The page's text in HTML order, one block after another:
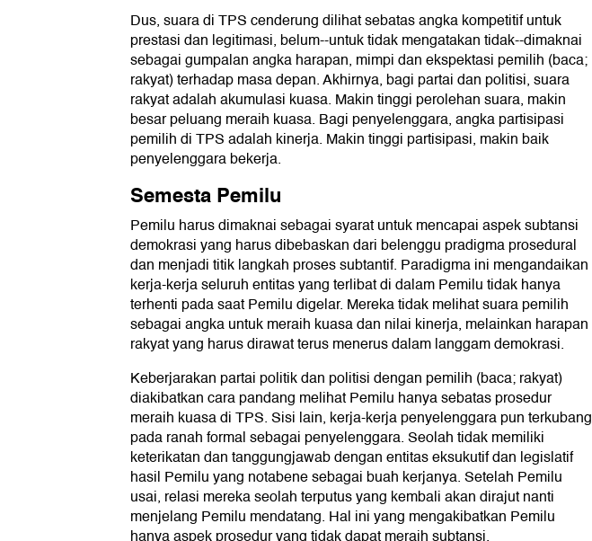
Dus, suara di TPS cenderung dilihat sebatas angka kompetitif untuk
prestasi dan legitimasi, belum--untuk tidak mengatakan tidak--dimaknai
sebagai gumpalan angka harapan, mimpi dan ekspektasi pemilih (baca;
rakyat) terhadap masa depan. Akhirnya, bagi partai dan politisi, suara
rakyat adalah akumulasi kuasa. Makin tinggi perolehan suara, makin
besar peluang meraih kuasa. Bagi penyelenggara, angka partisipasi
pemilih di TPS adalah kinerja. Makin tinggi partisipasi, makin baik
penyelenggara bekerja.
Semesta Pemilu
Pemilu harus dimaknai sebagai syarat untuk mencapai aspek subtansi
demokrasi yang harus dibebaskan dari belenggu pradigma prosedural
dan menjadi titik langkah proses subtantif. Paradigma ini mengandaikan
kerja-kerja seluruh entitas yang terlibat di dalam Pemilu tidak hanya
terhenti pada saat Pemilu digelar. Mereka tidak melihat suara pemilih
sebagai angka untuk meraih kuasa dan nilai kinerja, melainkan harapan
rakyat yang harus dirawat terus menerus dalam langgam demokrasi.
Keberjarakan partai politik dan politisi dengan pemilih (baca; rakyat)
diakibatkan cara pandang melihat Pemilu hanya sebatas prosedur
meraih kuasa di TPS. Sisi lain, kerja-kerja penyelenggara pun terkubang
pada ranah formal sebagai penyelenggara. Seolah tidak memiliki
keterikatan dan tanggungjawab dengan entitas eksukutif dan legislatif
hasil Pemilu yang notabene sebagai buah kerjanya. Setelah Pemilu
usai, relasi mereka seolah terputus yang kembali akan dirajut nanti
menjelang Pemilu mendatang. Hal ini yang mengakibatkan Pemilu